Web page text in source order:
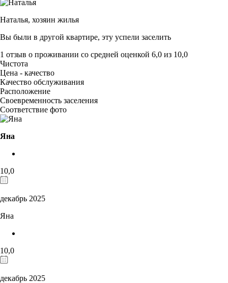
Наталья, хозяин жилья
Вы были в другой квартире, эту успели заселить
1 отзыв о проживании со средней оценкой 6,0 из 10,0
Чистота
Цена - качество
Качество обслуживания
Расположение
Своевременность заселения
Соответствие фото
Яна
10,0
декабрь 2025
Яна
10,0
декабрь 2025